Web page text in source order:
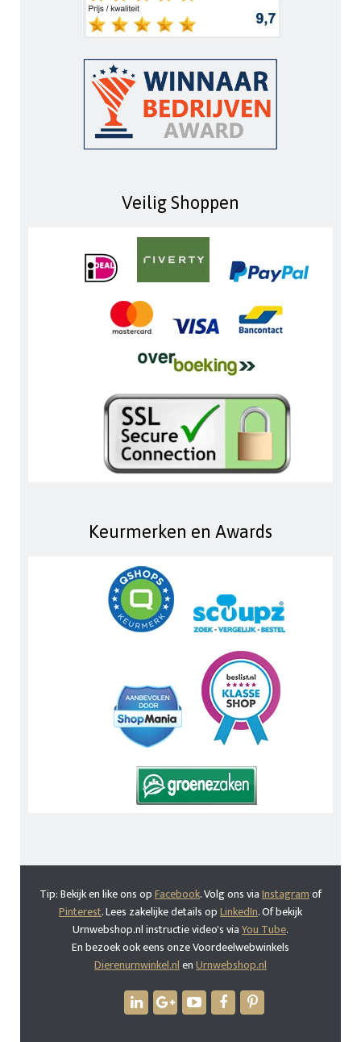
Veilig Shoppen
Keurmerken en Awards
Tip: Bekijk en like ons opFacebook. Volg ons viaInstagramof
Pinterest. Lees zakelijke details opLinkedIn. Of bekijk
Urnwebshop.nl instructie video's viaYou Tube.
En bezoek ook eens onze Voordeelwebwinkels
Dierenurnwinkel.nlenUrnwebshop.nl